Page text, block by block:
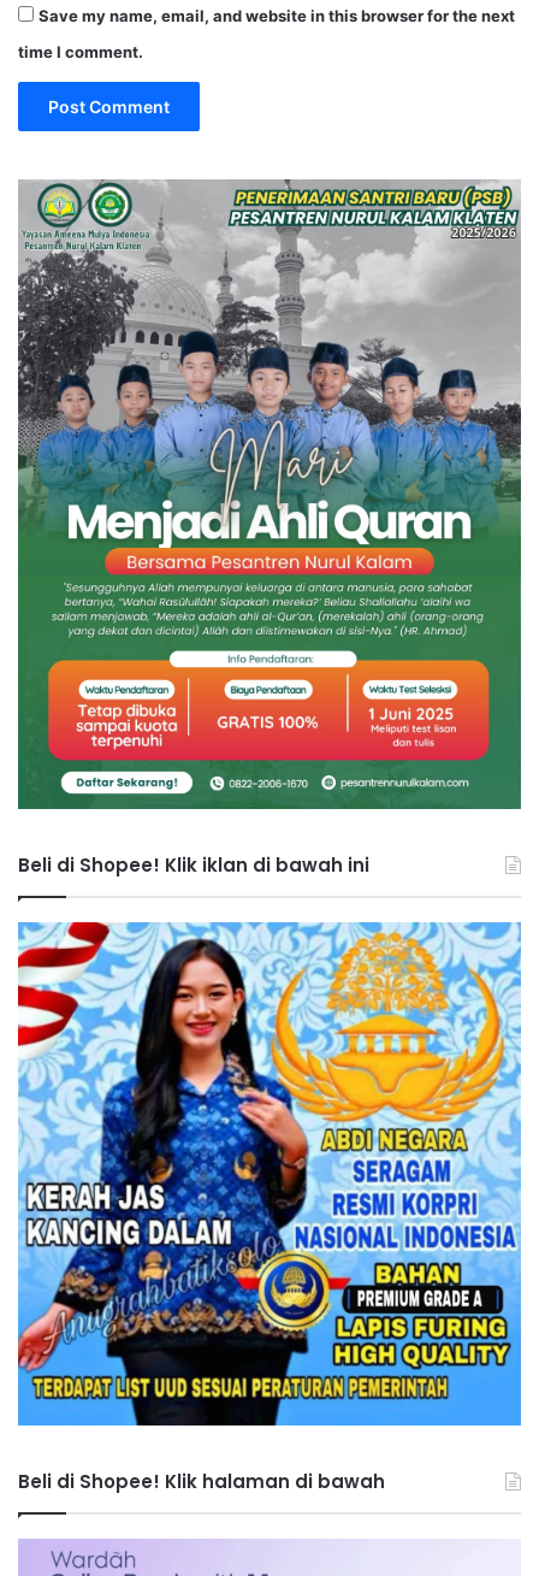
Save my name, email, and website in this browser for the next
time I comment.
Beli di Shopee! Klik iklan di bawah ini
Beli di Shopee! Klik halaman di bawah